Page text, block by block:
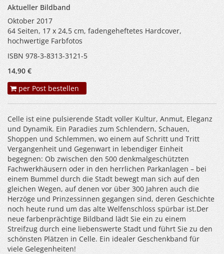
Aktueller Bildband
Oktober 2017
64 Seiten, 17 x 24,5 cm, fadengeheftetes Hardcover,
hochwertige Farbfotos
ISBN 978-3-8313-3121-5
14,90 €
per Post bestellen
Celle ist eine pulsierende Stadt voller Kultur, Anmut, Eleganz
und Dynamik. Ein Paradies zum Schlendern, Schauen,
Shoppen und Schlemmen, wo einem auf Schritt und Tritt
Vergangenheit und Gegenwart in lebendiger Einheit
begegnen: Ob zwischen den 500 denkmalgeschützten
Fachwerkhäusern oder in den herrlichen Parkanlagen – bei
einem Bummel durch die Stadt bewegt man sich auf den
gleichen Wegen, auf denen vor über 300 Jahren auch die
Herzöge und Prinzessinnen gegangen sind, deren Geschichte
noch heute rund um das alte Welfenschloss spürbar ist.Der
neue farbenprächtige Bildband lädt Sie ein zu einem
Streifzug durch eine liebenswerte Stadt und führt Sie zu den
schönsten Plätzen in Celle. Ein idealer Geschenkband für
viele Gelegenheiten!